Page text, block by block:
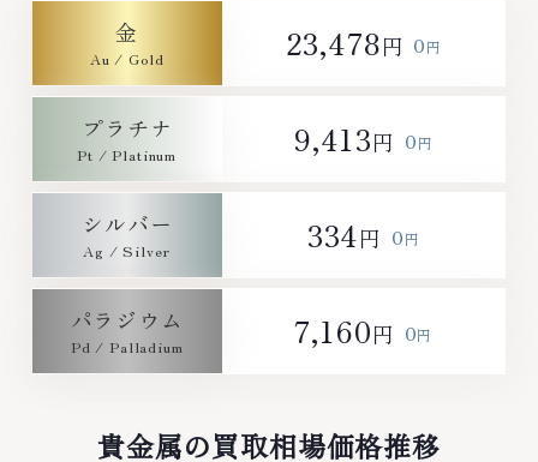
金 23,478円 0円
プラチナ 9,413円 0円
シルバー 334円 0円
パラジウム 7,160円 0円
貴金属の買取相場価格推移